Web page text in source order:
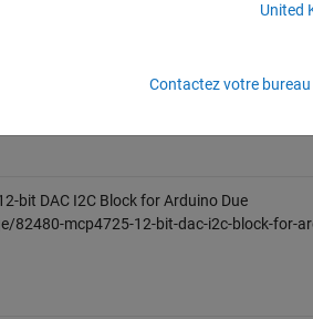
file
bit DAC I2C Block for Arduino Due
mcp4725-12-bit-dac-i2c-block-for-
United
Contactez votre bureau